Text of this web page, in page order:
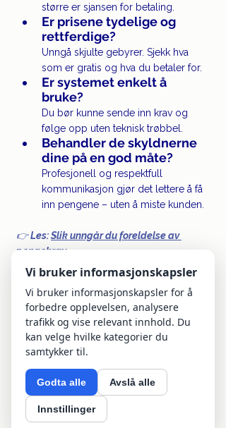
større er sjansen for betaling.
Er prisene tydelige og
rettferdige?
Unngå skjulte gebyrer. Sjekk hva
som er gratis og hva du betaler for.
Er systemet enkelt å
bruke?
Du bør kunne sende inn krav og
følge opp uten teknisk trøbbel.
Behandler de skyldnerne
dine på en god måte?
Profesjonell og respektfull
kommunikasjon gjør det lettere å få
inn pengene – uten å miste kunden.
👉 Les: Slik unngår du foreldelse av
pengekrav
Collectors –
inkassopartneren som får
jobben gjort
Hos oss slipper du å bruke tid på
purringer og oppfølging. Vi tar oss av
hele prosessen – raskt, ryddig og
profesjonelt. Du får et brukervennlig
Vi bruker informasjonskapsler
Vi bruker informasjonskapsler for å
forbedre opplevelsen, analysere
trafikk og vise relevant innhold. Du
kan velge hvilke kategorier du
samtykker til.
Godta alle Avslå alle
Innstillinger